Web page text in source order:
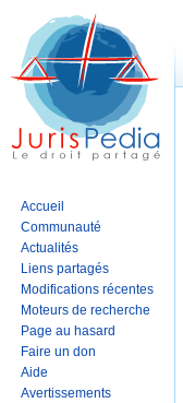
Accueil
Communauté
Actualités
Liens partagés
Modifications récentes
Moteurs de recherche
Page au hasard
Faire un don
Aide
Avertissements